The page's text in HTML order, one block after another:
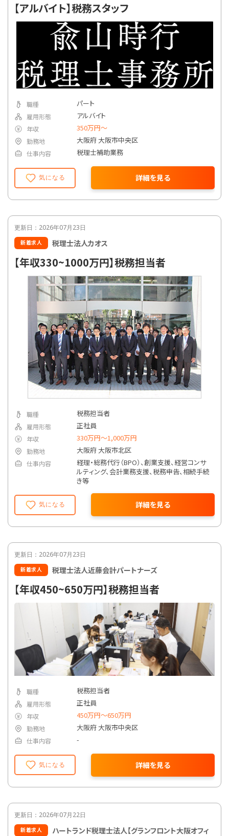
【アルバイト】税務スタッフ
気になる 詳細を見る
職種 パート
雇用形態 アルバイト
年収 350万円〜
勤務地 大阪府 大阪市中央区
仕事内容 税理士補助業務
更新日：2026年07月23日
新着求人 税理士法人カオス
【年収330~1000万円】税務担当者
気になる 詳細を見る
職種 税務担当者
雇用形態 正社員
年収 330万円〜1,000万円
勤務地 大阪府 大阪市北区
仕事内容
経理・総務代行（BPO）、創業支援、経営コンサ
ルティング、会計業務支援、税務申告、相続手続
き等
更新日：2026年07月23日
新着求人 税理士法人近藤会計パートナーズ
【年収450~650万円】税務担当者
気になる 詳細を見る
職種 税務担当者
雇用形態 正社員
年収 450万円〜650万円
勤務地 大阪府 大阪市中央区
仕事内容 -
更新日：2026年07月22日
新着求人
ハートランド税理士法人【グランフロント大阪オフィ